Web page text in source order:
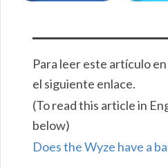
Para leer este artículo
el siguiente enlace.
(To read this article in
below)
Does the Wyze have a